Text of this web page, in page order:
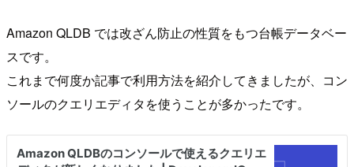
Amazon QLDB では改ざん防止の性質をもつ台帳データベー
スです。
これまで何度か記事で利用方法を紹介してきましたが、コン
ソールのクエリエディタを使うことが多かったです。